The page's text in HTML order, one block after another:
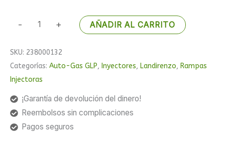
- + AÑADIR AL CARRITO
SKU: 238000132
Categorías: Auto-Gas GLP, Inyectores, Landirenzo, Rampas
Injectoras
¡Garantía de devolución del dinero!
Reembolsos sin complicaciones
Pagos seguros